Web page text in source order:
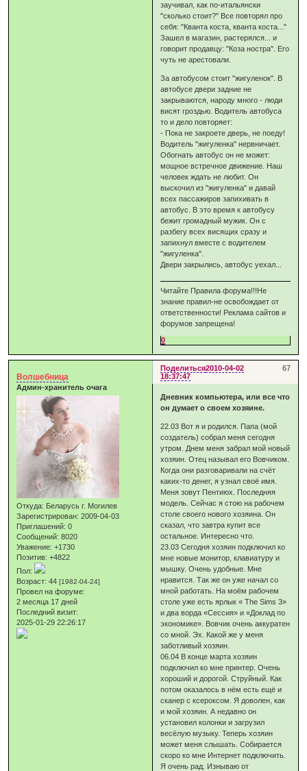
заучивал, как по-итальянски
"сколько стоит?" Все повторял про
себя: "Кванта коста, кванта коста..."
Зашел в магазин, растерялся... и
говорит продавцу: "Коза ностра". Его
чуть не арестовали.
За автобусом стоит "жигуленок". В
автобусе двери задние не
закрываются, народу много - люди
висят гроздью. Водитель автобуса
то и дело повторяет:
- Пока не закроете дверь, не поеду!
Водитель "жигуленка" нервничает.
Обогнать автобус он не может:
мощное встречное движение. Наш
человек ждать не любит. Он
выскочил из "жигуленка" и давай
всех пассажиров запихивать в
автобус. В это время к автобусу
бежит громадный мужик. Он с
разбегу всех висящих сразу и
запихнул вместе с водителем
"жигуленка".
Двери закрылись, автобус уехал...
Читайте Правила форума!!!Не
знание правил-не освобождает от
ответственности! Реклама сайтов и
форумов запрещена!
0
Поделиться 67
2010-04-02
18:37:47
Волшебница
Админ-хранитель очага
Откуда: Беларусь г. Могилев
Зарегистрирован: 2009-04-03
Приглашений: 0
Сообщений: 8020
Уважение: +1730
Позитив: +4822
Пол:
Возраст: 44[1982-04-24]
Провел на форуме:
2 месяца 17 дней
Последний визит:
2025-01-29 22:26:17
Дневник компьютера, или все что
он думает о своем хозяине.
22.03 Вот я и родился. Папа (мой
создатель) собрал меня сегодня
утром. Днем меня забрал мой новый
хозяин. Отец называл его Вовчиком.
Когда они разговаривали на счёт
каких-то денег, я узнал своё имя.
Меня зовут Пентиюх. Последняя
модель. Сейчас я стою на рабочем
столе своего нового хозяина. Он
сказал, что завтра купит все
остальное. Интересно что.
23.03 Сегодня хозяин подключил ко
мне новые монитор, клавиатуру и
мышку. Очень удобные. Мне
нравится. Так же он уже начал со
мной работать. На моём рабочем
столе уже есть ярлык « The Sims 3»
и два ворда «Сессия» и «Доклад по
экономике». Вовчик очень аккуратен
со мной. Эх. Какой же у меня
заботливый хозяин.
06.04 В конце марта хозяин
подключил ко мне принтер. Очень
хороший и дорогой. Струйный. Как
потом оказалось в нём есть ещё и
сканер с ксероксом. Я доволен, как
и мой хозяин. А недавно он
установил колонки и загрузил
весёлую музыку. Теперь хозяин
может меня слышать. Собирается
скоро ко мне Интернет подключить.
Я очень рад. Изнываю от